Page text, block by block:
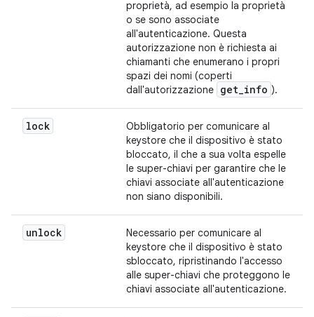
proprietà, ad esempio la proprietà
o se sono associate
all'autenticazione. Questa
autorizzazione non è richiesta ai
chiamanti che enumerano i propri
spazi dei nomi (coperti
dall'autorizzazione get_info ).
lock
Obbligatorio per comunicare al
keystore che il dispositivo è stato
bloccato, il che a sua volta espelle
le super-chiavi per garantire che le
chiavi associate all'autenticazione
non siano disponibili.
unlock
Necessario per comunicare al
keystore che il dispositivo è stato
sbloccato, ripristinando l'accesso
alle super-chiavi che proteggono le
chiavi associate all'autenticazione.